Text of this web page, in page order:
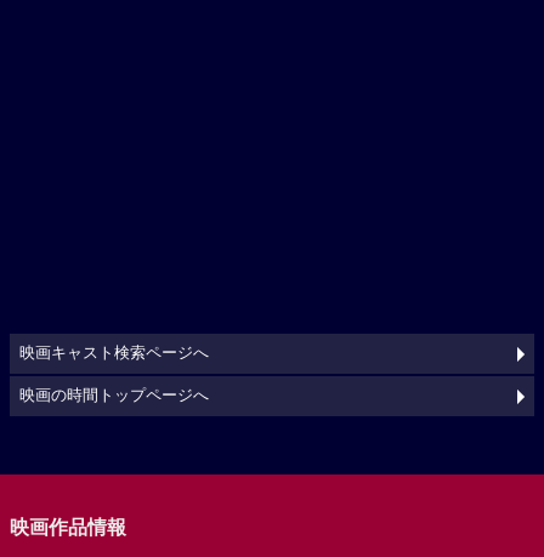
映画キャスト検索ページへ
映画の時間トップページへ
映画作品情報